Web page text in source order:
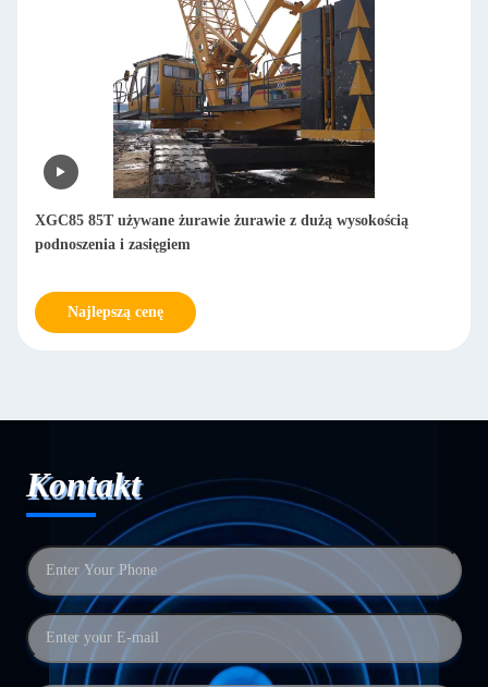
XGC85 85T używane żurawie żurawie z dużą wysokością
podnoszenia i zasięgiem
Najlepszą cenę
Kontakt